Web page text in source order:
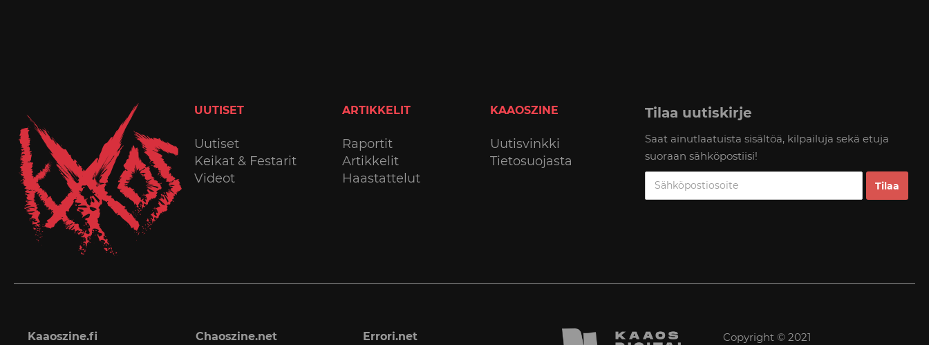
UUTISET
Uutiset
Keikat & Festarit
Videot
ARTIKKELIT
Raportit
Artikkelit
Haastattelut
KAAOSZINE
Uutisvinkki
Tietosuojasta
Tilaa uutiskirje
Saat ainutlaatuista sisältöä, kilpailuja sekä etuja
suoraan sähköpostiisi!
Kaaoszine.fi Chaoszine.net Errori.net Copyright © 2021